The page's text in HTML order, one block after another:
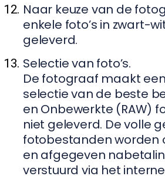
Naar keuze van de
enkele foto’s in zwart-
geleverd.
Selectie van foto’s.
De fotograaf maakt
selectie van de beste
en Onbewerkte (RAW)
niet geleverd. De volle
fotobestanden worden
en afgegeven
verstuurd via het